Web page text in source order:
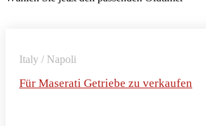
Italy / Napoli
Für Maserati Getriebe zu verkaufen